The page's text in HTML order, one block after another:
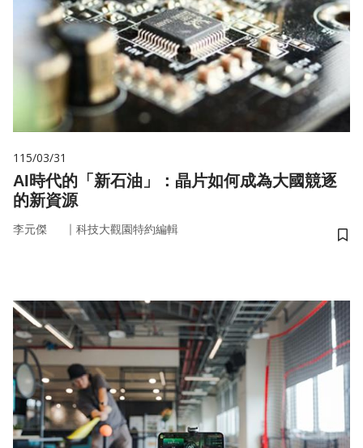
115/03/31
AI時代的「新石油」：晶片如何成為大國競逐
的新資源
李元傑 ｜ 科技大觀園特約編輯
儲